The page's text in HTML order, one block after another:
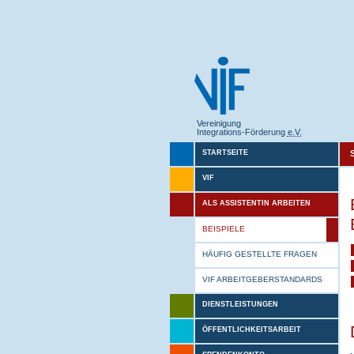
Vereinigung
Integrations-Förderung e.V.
STARTSEITE
VIF
ALS ASSISTENTIN ARBEITEN
BEISPIELE
HÄUFIG GESTELLTE FRAGEN
VIF ARBEITGEBERSTANDARDS
DIENSTLEISTUNGEN
ÖFFENTLICHKEITSARBEIT